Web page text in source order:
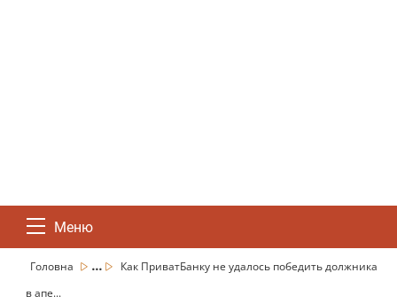
Меню
Головна ...
Как ПриватБанку не удалось победить должника
в апе...